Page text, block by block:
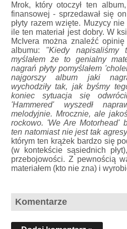
Mrok, który otoczył ten
finansowej - sprzedawał się
płyty razem wzięte. Muzycy
ile ten materiał jest dobry. W
McIvera można znaleźć
albumu: "Kiedy napisaliśmy
myślałem że to genialny
nagrań płyty pomyślałem
najgorszy album jaki
wychodziły tak, jak byśmy
koniec sytuacja się
'Hammered' wyszedł
melodyjnie. Mrocznie, ale
rockowo. 'We Are Motorhead'
ten natomiast nie jest tak
którym ten krążek bardzo się
(w kontekście sąsiednich
przebojowości. Z pewnością
materiałem (kto nie zna) i
Komentarze